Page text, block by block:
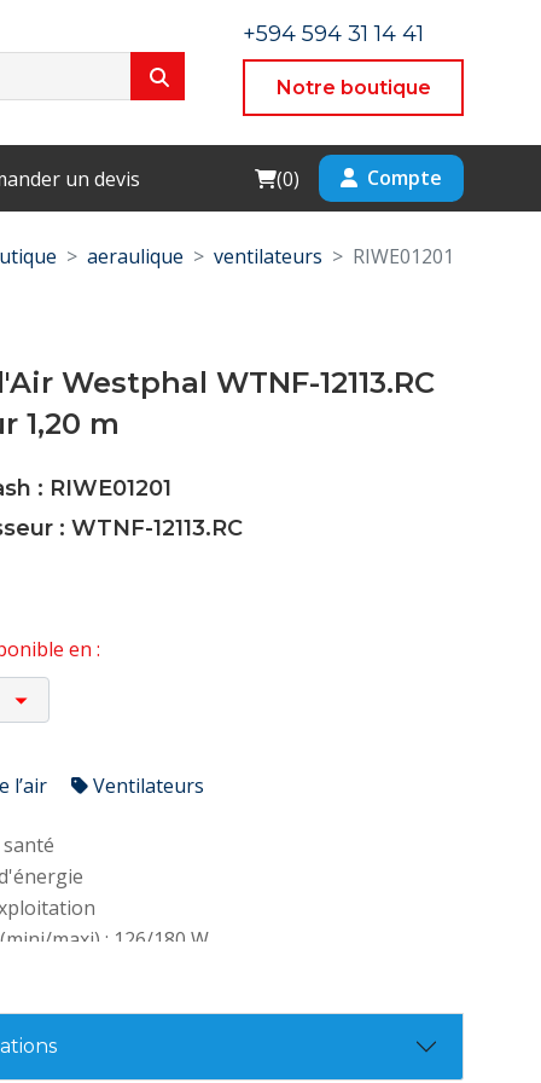
+594 594 31 14 41
Notre boutique
un devis Cart
(0) Compte
aeraulique ventilateurs RIWE01201
Westphal WTNF-12113.RC
1,20 m
: RIWE01201
: WTNF-12113.RC
en :
l’air
Ventilateurs
maxi) : 126/180 W
(haut/bas) : 59/45dB(A)
: 11 m/seconde